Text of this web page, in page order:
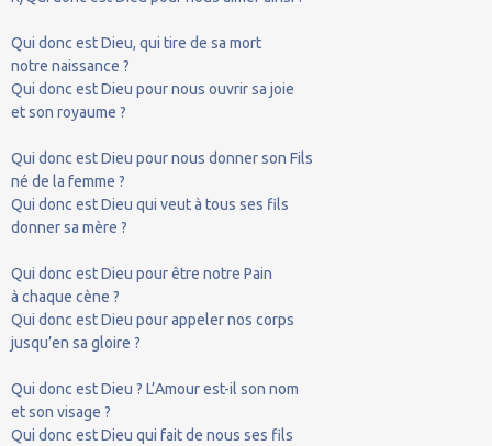
Qui donc est Dieu, qui tire de sa mort
notre naissance ?
Qui donc est Dieu pour nous ouvrir sa joie
et son royaume ?
Qui donc est Dieu pour nous donner son Fils
né de la femme ?
Qui donc est Dieu qui veut à tous ses fils
donner sa mère ?
Qui donc est Dieu pour être notre Pain
à chaque cène ?
Qui donc est Dieu pour appeler nos corps
jusqu’en sa gloire ?
Qui donc est Dieu ? L’Amour est-il son nom
et son visage ?
Qui donc est Dieu qui fait de nous ses fils